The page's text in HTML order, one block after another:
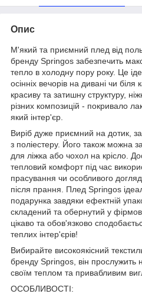
Опис
М'який та приємний плед від
бренду Springos забезпечить
тепло в холодну пору року. Це
осінніх вечорів на дивані чи
красиву та затишну структуру,
різних композицій - покривало
який інтер'єр.
Виріб дуже приємний на дотик,
з поліестеру. Його також можна
для ліжка або чохол на крісло.
тепловий комфорт під час
прасування чи особливого
після прання. Плед Springos
подарунка завдяки ефектній
складений та обернутий у
цікаво та обов'язково
теплих інтер'єрів!
Вибирайте високоякісний
бренду Springos, він прослужить
своїм теплом та привабливим
ОСОБЛИВОСТІ: